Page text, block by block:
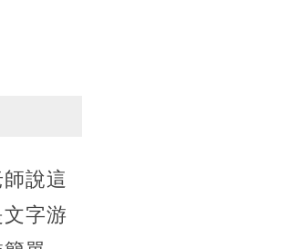
說這
字游